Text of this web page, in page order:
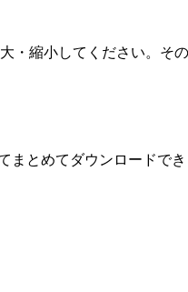
縮小してください。そ
とめてダウンロードでき